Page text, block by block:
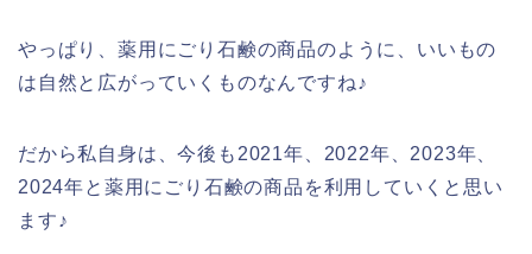
やっぱり、薬用にごり石鹸の商品のように、いいもの
は自然と広がっていくものなんですね♪
だから私自身は、今後も2021年、2022年、2023年、
2024年と薬用にごり石鹸の商品を利用していくと思い
ます♪